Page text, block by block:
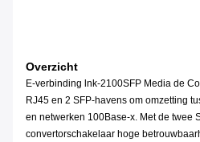
Overzicht
E-verbinding lnk-2100SFP Media de
RJ45 en 2 SFP-havens om omzetting
en netwerken 100Base-x. Met de twee
convertorschakelaar hoge